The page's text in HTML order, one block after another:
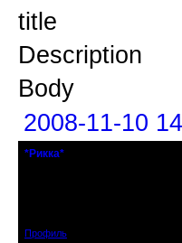
title
Description
Body
2008-11-10
*Рикка*
Профиль